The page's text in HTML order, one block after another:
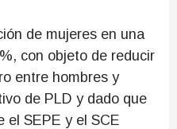
de mujeres en una
con objeto de reducir
entre hombres y
de PLD y dado que
el SEPE y el SCE